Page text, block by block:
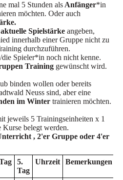
mal 5 Stunden als Anfänger*in
möchten. Oder auch
Spielstärke angeben,
innerhalb einer Gruppe nicht zu
durchzuführen.
Spieler*in noch nicht kenne.
Training gewünscht wird.
binden wollen oder bereits
Neuss sind, aber eine
im Winter trainieren möchten.
jeweils 5 Trainingseinheiten x 1
Kurse belegt werden.
, 2'er Gruppe oder 4'er
5.
Tag
Uhrzeit Bemerkungen